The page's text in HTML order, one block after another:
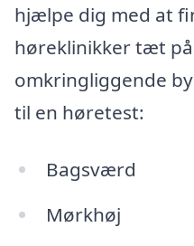
hjælpe dig med at
høreklinikker tæt
omkringliggende
til en høretest:
Bagsværd
Mørkhøj